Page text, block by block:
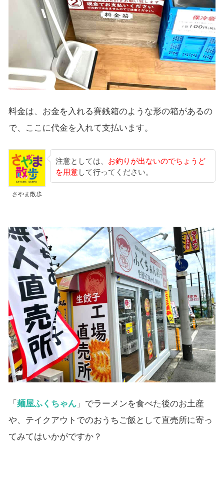
料金は、お金を入れる賽銭箱のような形の箱があるの
で、ここに代金を入れて支払います。
さやま散歩
注意としては、 お釣りが出ないのでちょうど
を用意して行ってください。
「麺屋ふくちゃん」でラーメンを食べた後のお土産
や、テイクアウトでのおうちご飯として直売所に寄っ
てみてはいかがですか？